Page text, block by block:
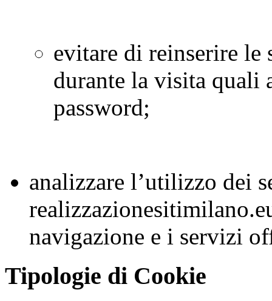
evitare di reinserire
durante la visita quali
password;
analizzare l’utilizzo dei
navigazione e i servizi
Tipologie di Cookie